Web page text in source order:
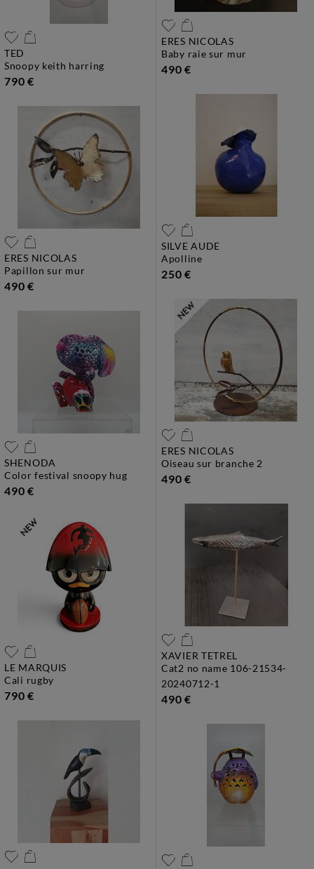
TED
snoopy keith harring
790 €
ERES NICOLAS
baby raie sur mur
490 €
ERES NICOLAS
papillon sur mur
490 €
SILVE AUDE
apolline
250 €
SHENODA
color festival snoopy hug
490 €
ERES NICOLAS
oiseau sur branche 2
490 €
LE MARQUIS
cali rugby
790 €
XAVIER TETREL
cat2 no name 106-21534-
20240712-1
490 €